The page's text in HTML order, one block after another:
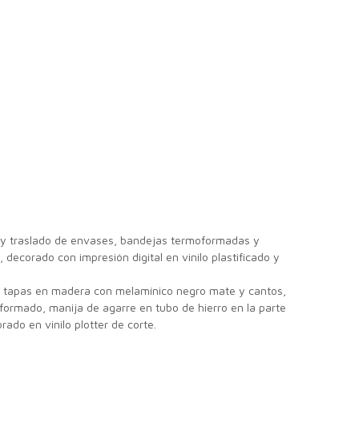
traslado de envases, bandejas termoformadas y
decorado con impresión digital en vinilo plastificado y
en madera con melamínico negro mate y cantos,
manija de agarre en tubo de hierro en la parte
en vinilo plotter de corte.